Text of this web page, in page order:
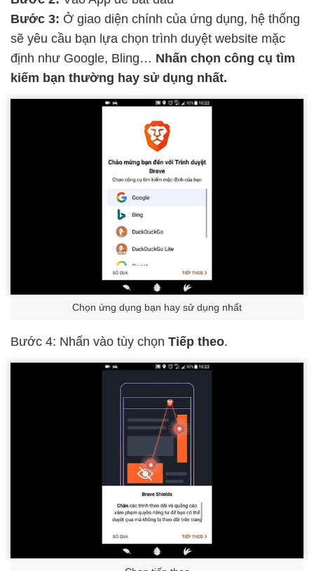
Bước 3: Ở giao diện chính của ứng dụng, hệ thống
sẽ yêu cầu bạn lựa chọn trình duyệt website mặc
định như Google, Bling… Nhấn chọn công cụ tìm
kiếm bạn thường hay sử dụng nhất.
Chọn ứng dụng bạn hay sử dụng nhất
Bước 4: Nhấn vào tùy chọn Tiếp theo.